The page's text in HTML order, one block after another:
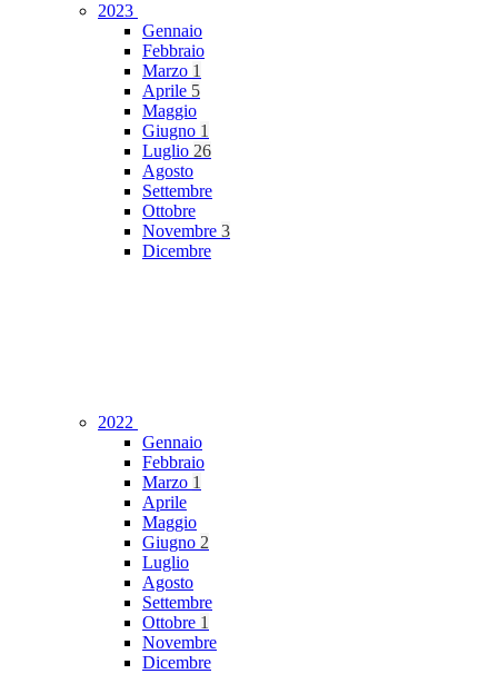
2023
Gennaio
Febbraio
Marzo 1
Aprile 5
Maggio
Giugno 1
Luglio 26
Agosto
Settembre
Ottobre
Novembre 3
Dicembre
2022
Gennaio
Febbraio
Marzo 1
Aprile
Maggio
Giugno 2
Luglio
Agosto
Settembre
Ottobre 1
Novembre
Dicembre